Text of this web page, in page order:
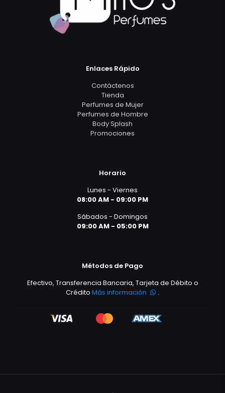
Enlaces Rápido
Contáctenos
Tienda
Perfumes de Mujer
Perfumes de Hombre
Body Splash
Promociones
Horario
Lunes - Viernes
08:00 AM - 09:00 PM
Sábados - Domingos
09:00 AM - 05:00 PM
Métodos de Pago
Efectivo, Transferencia Bancaria, Tarjeta de Débito o
CréditoMás información .